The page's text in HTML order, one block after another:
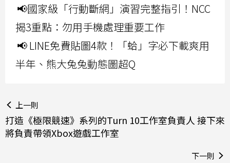
📢國家級「行動斷網」演習完整指引！NCC
揭3重點：勿用手機處理重要工作
📢 LINE免費貼圖4款！「蛤」字必下載爽用
半年、熊大兔兔動態圖超Q
上一則
打造《極限競速》系列的Turn 10工作室負責人 接下來
將負責帶領Xbox遊戲工作室
下一則